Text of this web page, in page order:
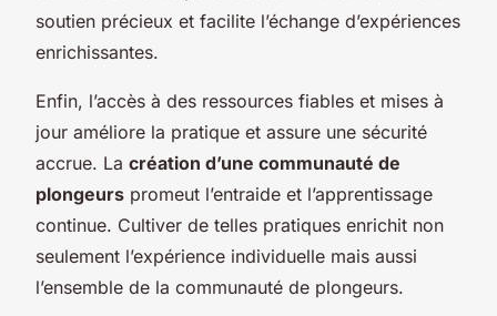
soutien précieux et facilite l’échange d’expériences
enrichissantes.
Enfin, l’accès à des ressources fiables et mises à
jour améliore la pratique et assure une sécurité
accrue. La création d’une communauté de
plongeurs promeut l’entraide et l’apprentissage
continue. Cultiver de telles pratiques enrichit non
seulement l’expérience individuelle mais aussi
l’ensemble de la communauté de plongeurs.